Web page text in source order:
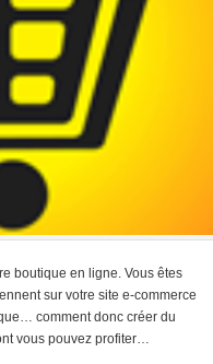
e boutique en ligne. Vous êtes
sur votre site e-commerce
comment donc créer du
vous pouvez profiter…